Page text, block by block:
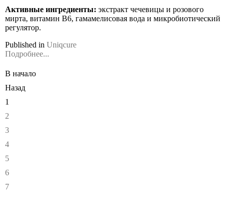
Активные ингредиенты: экстракт чечевицы и розового
мирта, витамин В6, гамамелисовая вода и микробиотический
регулятор.
Published in Uniqcure
Подробнее...
В начало
Назад
1
2
3
4
5
6
7